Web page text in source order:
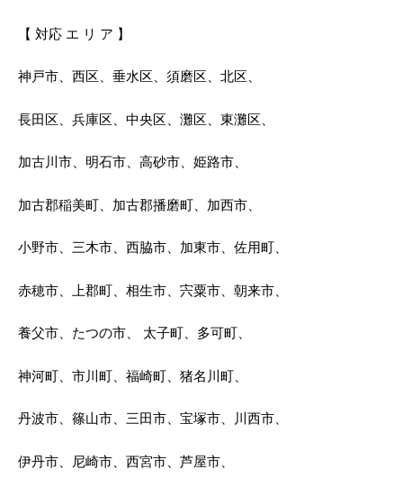
【 対応 エ リ ア 】
神戸市、西区、垂水区、須磨区、北区、
長田区、兵庫区、中央区、灘区、東灘区、
加古川市、明石市、高砂市、姫路市、
加古郡稲美町、加古郡播磨町、加西市、
小野市、三木市、西脇市、加東市、佐用町、
赤穂市、上郡町、相生市、宍粟市、朝来市、
養父市、たつの市、 太子町、多可町、
神河町、市川町、福崎町、猪名川町、
丹波市、篠山市、三田市、宝塚市、川西市、
伊丹市、尼崎市、西宮市、芦屋市、